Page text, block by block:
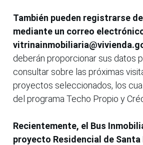
También pueden registrarse
mediante un correo
deberán proporcionar sus datos
consultar sobre las próximas
proyectos seleccionados, los
del programa Techo Propio y
Recientemente, el Bus
proyecto Residencial de Santa